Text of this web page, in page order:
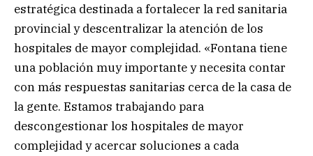
estratégica destinada a fortalecer la red sanitaria
provincial y descentralizar la atención de los
hospitales de mayor complejidad. «Fontana tiene
una población muy importante y necesita contar
con más respuestas sanitarias cerca de la casa de
la gente. Estamos trabajando para
descongestionar los hospitales de mayor
complejidad y acercar soluciones a cada